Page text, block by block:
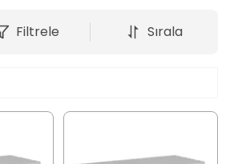
Filtrele Sırala